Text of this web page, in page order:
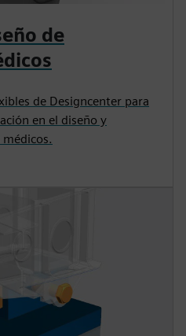
de
de Designcenter para
en el diseño y